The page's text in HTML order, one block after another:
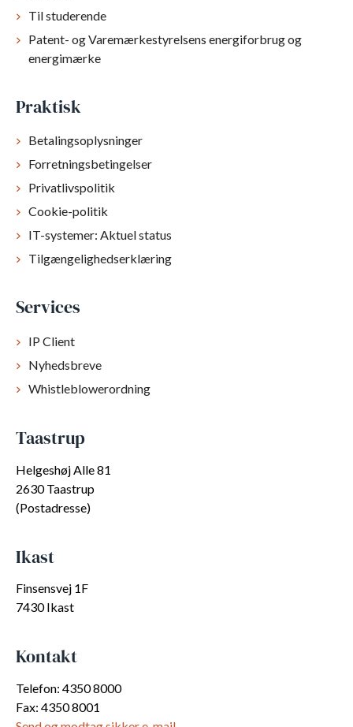
Til studerende
Patent- og Varemærkestyrelsens energiforbrug og
energimærke
Praktisk
Betalingsoplysninger
Forretningsbetingelser
Privatlivspolitik
Cookie-politik
IT-systemer: Aktuel status
Tilgængelighedserklæring
Services
IP Client
Nyhedsbreve
Whistleblowerordning
Taastrup
Helgeshøj Alle 81
2630 Taastrup
(Postadresse)
Ikast
Finsensvej 1F
7430 Ikast
Kontakt
Telefon: 4350 8000
Fax: 4350 8001